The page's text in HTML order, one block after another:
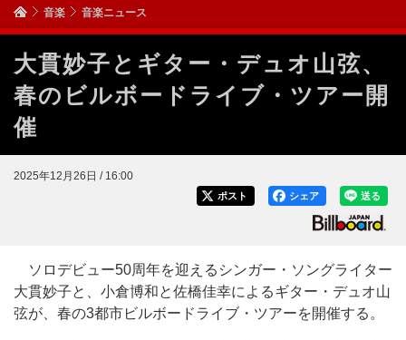
音楽 音楽ニュース
大貫妙子とギター・デュオ山弦、
春のビルボードライブ・ツアー開
催
2025年12月26日 / 16:00
送る
シェア
ポスト
ソロデビュー50周年を迎えるシンガー・ソングライター
大貫妙子と、小倉博和と佐橋佳幸によるギター・デュオ山
弦が、春の3都市ビルボードライブ・ツアーを開催する。